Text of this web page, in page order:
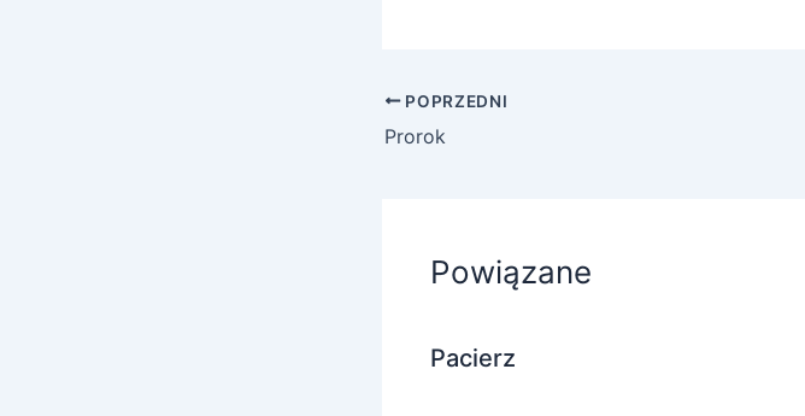
POPRZEDNI
Prorok
Powiązane
Pacierz